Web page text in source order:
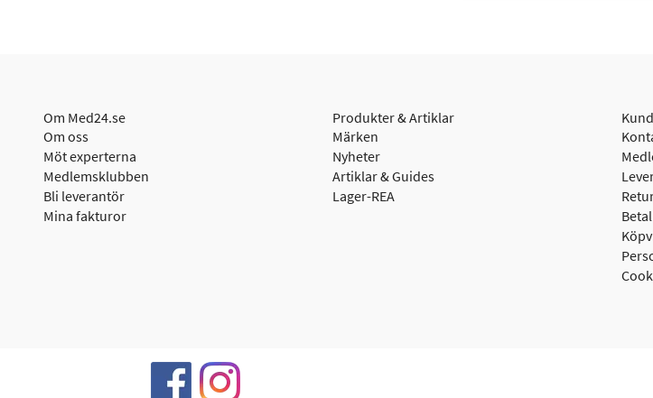
Om Med24.se
Om oss
Möt experterna
Medlemsklubben
Bli leverantör
Mina fakturor
Produkter & Artiklar
Märken
Nyheter
Artiklar & Guides
Lager-REA